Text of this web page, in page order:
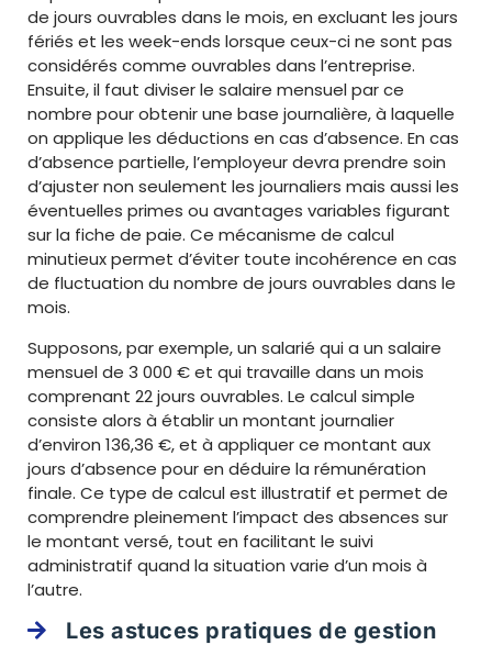
de jours ouvrables dans le mois, en excluant les jours
fériés et les week-ends lorsque ceux-ci ne sont pas
considérés comme ouvrables dans l’entreprise.
Ensuite, il faut diviser le salaire mensuel par ce
nombre pour obtenir une base journalière, à laquelle
on applique les déductions en cas d’absence. En cas
d’absence partielle, l’employeur devra prendre soin
d’ajuster non seulement les journaliers mais aussi les
éventuelles primes ou avantages variables figurant
sur la fiche de paie. Ce mécanisme de calcul
minutieux permet d’éviter toute incohérence en cas
de fluctuation du nombre de jours ouvrables dans le
mois.
Supposons, par exemple, un salarié qui a un salaire
mensuel de 3 000 € et qui travaille dans un mois
comprenant 22 jours ouvrables. Le calcul simple
consiste alors à établir un montant journalier
d’environ 136,36 €, et à appliquer ce montant aux
jours d’absence pour en déduire la rémunération
finale. Ce type de calcul est illustratif et permet de
comprendre pleinement l’impact des absences sur
le montant versé, tout en facilitant le suivi
administratif quand la situation varie d’un mois à
l’autre.
Les astuces pratiques de gestion